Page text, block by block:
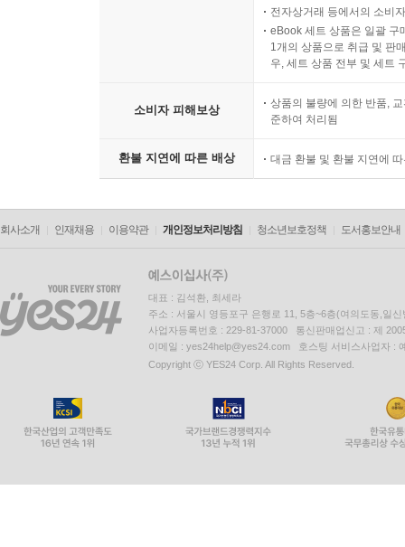
전자상거래 등에서의 소비
eBook 세트 상품은 일괄 구
1개의 상품으로 취급 및 판
우, 세트 상품 전부 및 세트
소비자 피해보상
상품의 불량에 의한 반품,
준하여 처리됨
환불 지연에 따른 배상 대금 환불 및 환불 지연에
회사소개 인재채용 이용약관 개인정보처리방침 청소년보호정책 도서홍보안내
대표 : 김석환, 최세라
주소 : 서울시 영등포구 은행로 11, 5층~6층(여의도동,일신
사업자등록번호 : 229-81-37000 통신판매업신고 : 제
이메일 : yes24help@yes24.com 호스팅 서비스사업자 :
Copyright ⓒ YES24 Corp. All Rights Reserved.